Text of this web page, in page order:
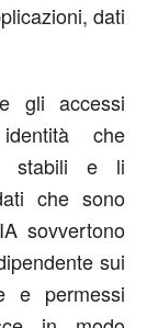
dati
gli accessi
che
stabili e li
che sono
sovvertono
sui
e permessi